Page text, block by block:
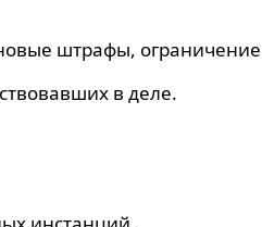
штрафы,
в деле.